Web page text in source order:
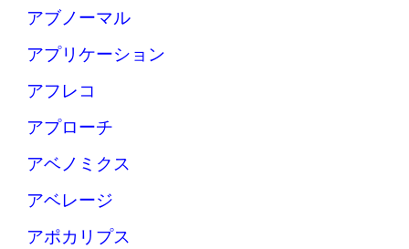
アブノーマル
アプリケーション
アフレコ
アプローチ
アベノミクス
アベレージ
アポカリプス